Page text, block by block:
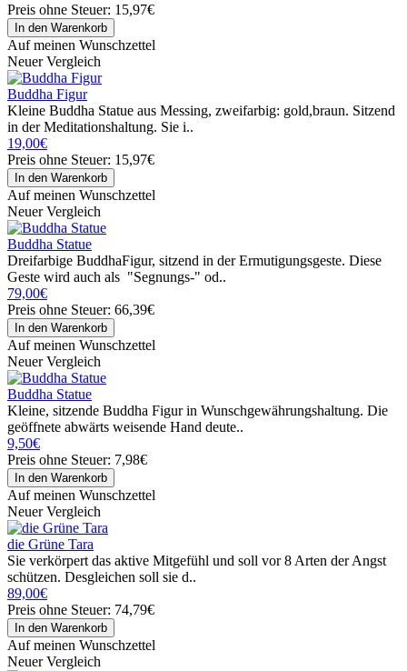
Preis ohne Steuer: 15,97€
Auf meinen Wunschzettel
Neuer Vergleich
Buddha Figur
Kleine Buddha Statue aus Messing, zweifarbig: gold,braun. Sitzend
in der Meditationshaltung. Sie i..
19,00€
Preis ohne Steuer: 15,97€
Auf meinen Wunschzettel
Neuer Vergleich
Buddha Statue
Dreifarbige BuddhaFigur, sitzend in der Ermutigungsgeste. Diese
Geste wird auch als "Segnungs-" od..
79,00€
Preis ohne Steuer: 66,39€
Auf meinen Wunschzettel
Neuer Vergleich
Buddha Statue
Kleine, sitzende Buddha Figur in Wunschgewährungshaltung. Die
geöffnete abwärts weisende Hand deute..
9,50€
Preis ohne Steuer: 7,98€
Auf meinen Wunschzettel
Neuer Vergleich
die Grüne Tara
Sie verkörpert das aktive Mitgefühl und soll vor 8 Arten der Angst
schützen. Desgleichen soll sie d..
89,00€
Preis ohne Steuer: 74,79€
Auf meinen Wunschzettel
Neuer Vergleich